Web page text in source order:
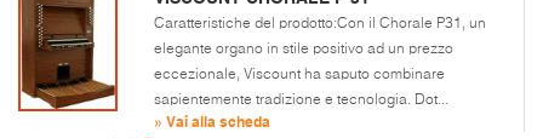
Caratteristiche del prodotto:Con il Chorale P31, un
elegante organo in stile positivo ad un prezzo
eccezionale, Viscount ha saputo combinare
sapientemente tradizione e tecnologia. Dot...
» Vai alla scheda